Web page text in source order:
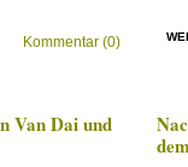
Kommentar (0)
Van Dai und